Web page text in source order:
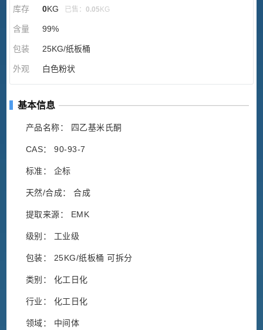
库存 0KG 已售： 0.05 KG
含量 99%
包装 25KG/纸板桶
外观 白色粉状
基本信息
产品名称： 四乙基米氏酮
CAS： 90-93-7
标准： 企标
天然/合成： 合成
提取来源： EMK
级别： 工业级
包装： 25KG/纸板桶 可拆分
类别： 化工日化
行业： 化工日化
领域： 中间体